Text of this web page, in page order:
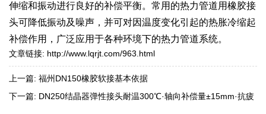
伸缩和振动进行良好的补偿平衡。常用的热力管道用橡胶接
头可降低振动及噪声，并可对因温度变化引起的热胀冷缩起
补偿作用，广泛应用于各种环境下的热力管道系统。
文章链接: http://www.lqrjt.com/963.html
上一篇: 福州DN150橡胶软接基本依据
下一篇: DN250结晶器弹性接头耐温300℃·轴向补偿量±15mm·抗疲